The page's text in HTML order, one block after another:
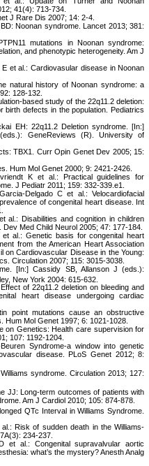
41(4): 713-734.
J Rare Dis 2007; 14: 2-4.
Noonan syndrome. Lancet 2013; 381:
mutations in Noonan syndrome:
and phenotypic heterogeneity. Am J
et al.: Cardiovasular disease in Noonan
natural history of Noonan syndrome: a
128-132.
based study of the 22q11.2 deletion:
birth defects in the population. Pediatrics
EH: 22q11.2 Deletion syndrome. [In:]
GeneReviews (R). University of
TBX1. Curr Opin Genet Dev 2005; 15:
Hum Mol Genet 2000; 9: 2421-2426.
K et al.: Practical guidelines for
J Pediatr 2011; 159: 332-339.e1.
Delgado C et al.: Velocardiofacial
of congenital heart disease. Int
al.: Disabilities and cognition in children
Med Child Neurol 2005; 47: 177-184.
al.: Genetic basis for congenital heart
from the American Heart Association
on Cardiovascular Disease in the Young:
Circulation 2007; 115: 3015-3038.
[In:] Cassidy SB, Allanson J (eds.):
New York 2004: 615-632.
of 22q11.2 deletion on bleeding and
heart disease undergoing cardiac
point mutations cause an obstructive
Mol Genet 1997; 6: 1021-1028.
on Genetics: Health care supervision for
107: 1192-1204.
Syndrome-a window into genetic
disease. PLoS Genet 2012; 8:
syndrome. Circulation 2013; 127:
JJ: Long-term outcomes of patients with
Am J Cardiol 2010; 105: 874-878.
QTc Interval in Williams Syndrome.
Risk of sudden death in the Williams-
234-237.
et al.: Congenital supravalvular aortic
what’s the mystery? Anesth Analg